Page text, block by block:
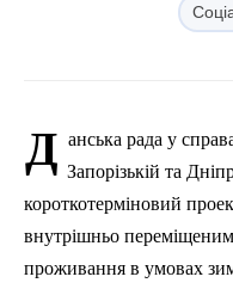
Д анська рада у
Запорізькій та
короткотерміновий
внутрішньо
проживання в умовах